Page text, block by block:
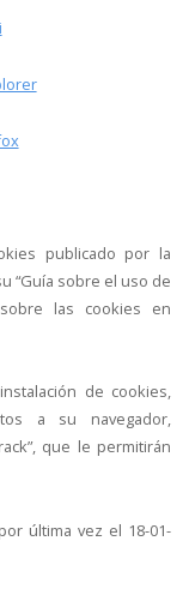
publicado por la
“Guía sobre el uso de
las cookies en
de cookies,
a su navegador,
que le permitirán
última vez el 18-01-